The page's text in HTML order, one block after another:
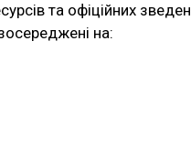
та офіційних
на: